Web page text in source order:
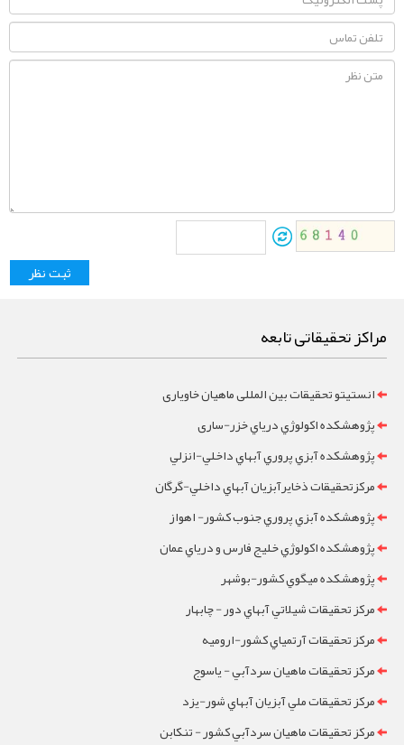
مراکز تحقیقاتی تابعه
انستیتو تحقیقات بین المللی ماهیان خاویاری
پژوهشکده اکولوژي درياي خزر-ساری
پژوهشکده آبزي پروري آبهاي داخلي-انزلي
مرکزتحقيقات ذخايرآبزيان آبهاي داخلي-گرگان
پژوهشکده آبزي پروري جنوب کشور- اهواز
پژوهشکده اکولوژي خليج فارس و درياي عمان
پژوهشکده ميگوي کشور-بوشهر
مرکز تحقيقات شيلاتي آبهاي دور - چابهار
مرکز تحقيقات آرتمياي کشور-ارومیه
مرکز تحقيقات ماهيان سردآبي - ياسوج
مرکز تحقيقات ملي آبزيان آبهاي شور-یزد
مرکز تحقيقات ماهيان سردآبي کشور - تنکابن